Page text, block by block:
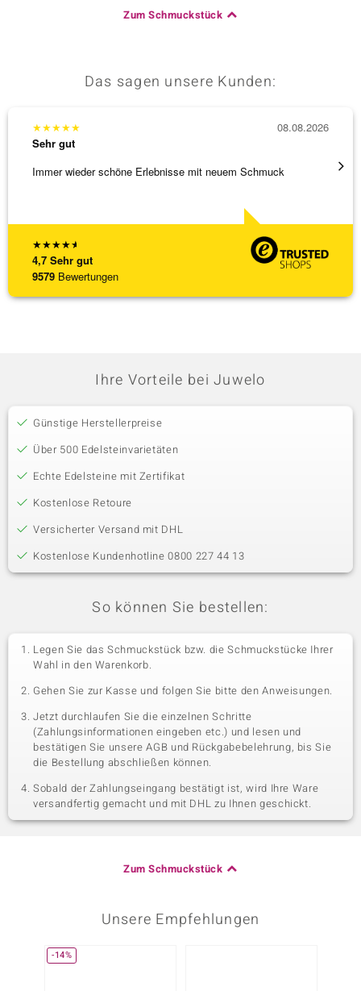
Zum Schmuckstück
Das sagen unsere Kunden:
★★★★★
4,7 Sehr gut
9579 Bewertungen
★★★★★
Sehr gut
Immer wieder schöne Erlebnisse mit neuem Schmuck
08.08.2026
Ihre Vorteile bei Juwelo
Günstige Herstellerpreise
Über 500 Edelsteinvarietäten
Echte Edelsteine mit Zertifikat
Kostenlose Retoure
Versicherter Versand mit DHL
Kostenlose Kundenhotline 0800 227 44 13
So können Sie bestellen:
Legen Sie das Schmuckstück bzw. die Schmuckstücke Ihrer
Wahl in den Warenkorb.
Gehen Sie zur Kasse und folgen Sie bitte den Anweisungen.
Jetzt durchlaufen Sie die einzelnen Schritte
(Zahlungsinformationen eingeben etc.) und lesen und
bestätigen Sie unsere AGB und Rückgabebelehrung, bis Sie
die Bestellung abschließen können.
Sobald der Zahlungseingang bestätigt ist, wird Ihre Ware
versandfertig gemacht und mit DHL zu Ihnen geschickt.
Zum Schmuckstück
Unsere Empfehlungen
-14%